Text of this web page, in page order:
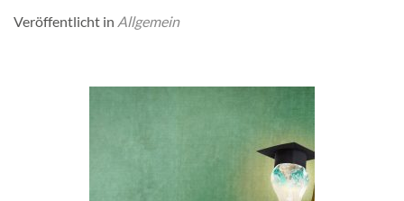
Veröffentlicht in Allgemein